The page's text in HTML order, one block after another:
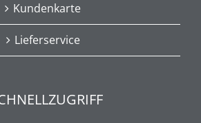
Kundenkarte
Lieferservice